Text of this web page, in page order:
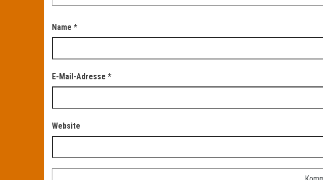
Name *
E-Mail-Adresse *
Website